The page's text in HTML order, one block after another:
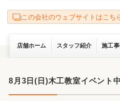
この会社のウェブサイトはこち
店舗ホーム スタッフ紹介 施工事
8月3日(日)木工教室イベント